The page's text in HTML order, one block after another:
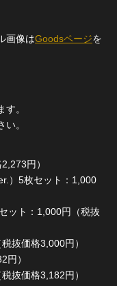
画像はGoodsページを
。
。
円）
）5枚セット：1,000
ット：1,000円（税抜
抜価格3,000円）
円）
抜価格3,182円）